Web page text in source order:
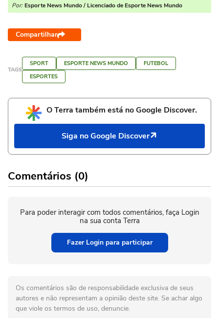
Por: Esporte News Mundo / Licenciado de Esporte News Mundo
Compartilhar
TAGS
SPORT ESPORTE NEWS MUNDO
FUTEBOL
ESPORTES
O Terra também está no Google Discover.
Siga no Google Discover
Comentários (0)
Para poder interagir com todos comentários, faça Login
na sua conta Terra
Fazer Login para participar
Os comentários são de responsabilidade exclusiva de seus
autores e não representam a opinião deste site. Se achar algo
que viole os termos de uso, denuncie.